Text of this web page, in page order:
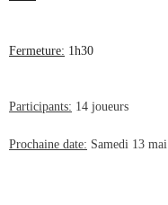
Fermeture: 1h30
Participants: 14 joueurs
Prochaine date: Samedi 13 mai